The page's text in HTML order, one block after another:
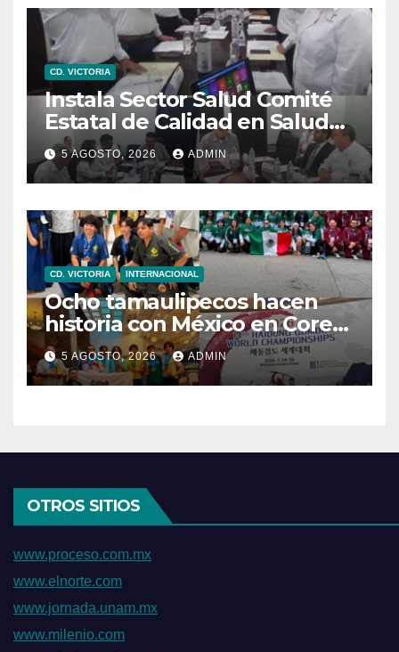
CD. VICTORIA
Instala Sector Salud Comité
Estatal de Calidad en Salud
para garantizar un trato
digno y humanitario a los
pacientes
5 AGOSTO, 2026 ADMIN
CD. VICTORIA INTERNACIONAL
Ocho tamaulipecos hacen
historia con México en Corea
del Sur; conquistan el primer
título mundial de Haidong
Gumdo
5 AGOSTO, 2026 ADMIN
OTROS SITIOS
www.proceso.com.mx
www.elnorte.com
www.jornada.unam.mx
www.milenio.com